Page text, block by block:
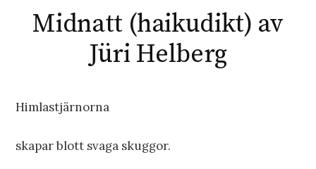
Midnatt (haikudikt) av
Jüri Helberg
Himlastjärnorna
skapar blott svaga skuggor.